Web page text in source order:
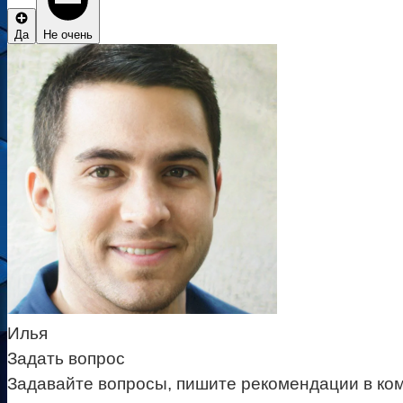
Да Не очень
Илья
Задать вопрос
Задавайте вопросы, пишите рекомендации в